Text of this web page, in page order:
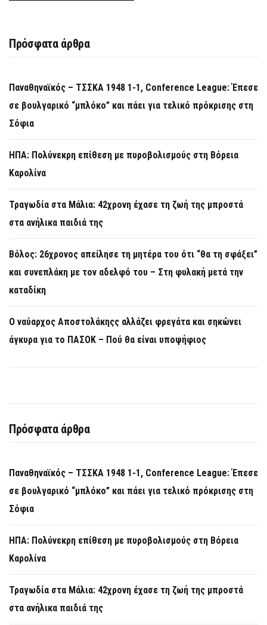
Πρόσφατα άρθρα
Παναθηναϊκός – ΤΣΣΚΑ 1948 1-1, Conference League: Έπεσε
σε βουλγαρικό “μπλόκο” και πάει για τελικό πρόκρισης στη
Σόφια
ΗΠΑ: Πολύνεκρη επίθεση με πυροβολισμούς στη Βόρεια
Καρολίνα
Τραγωδία στα Μάλια: 42χρονη έχασε τη ζωή της μπροστά
στα ανήλικα παιδιά της
Βόλος: 26χρονος απείλησε τη μητέρα του ότι “θα τη σφάξει”
και συνεπλάκη με τον αδελφό του – Στη φυλακή μετά την
καταδίκη
Ο ναύαρχος Αποστολάκηςς αλλάζει φρεγάτα και σηκώνει
άγκυρα για το ΠΑΣΟΚ – Πού θα είναι υποψήφιος
Πρόσφατα άρθρα
Παναθηναϊκός – ΤΣΣΚΑ 1948 1-1, Conference League: Έπεσε
σε βουλγαρικό “μπλόκο” και πάει για τελικό πρόκρισης στη
Σόφια
ΗΠΑ: Πολύνεκρη επίθεση με πυροβολισμούς στη Βόρεια
Καρολίνα
Τραγωδία στα Μάλια: 42χρονη έχασε τη ζωή της μπροστά
στα ανήλικα παιδιά της